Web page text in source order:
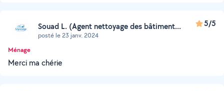
Souad L. (Agent nettoyage des bâtiment...
posté le 23 janv. 2024
5/5
Ménage
Merci ma chérie